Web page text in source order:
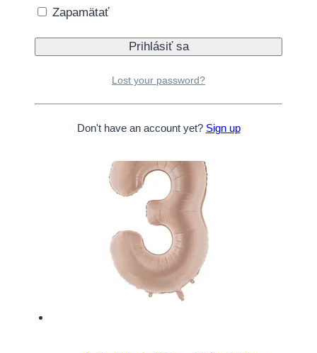
Balón fóliový „“1″“ tmavá béžová 72cm
Pridať do košíka
Zapamätať
Lost your password?
Don't have an account yet? Sign up